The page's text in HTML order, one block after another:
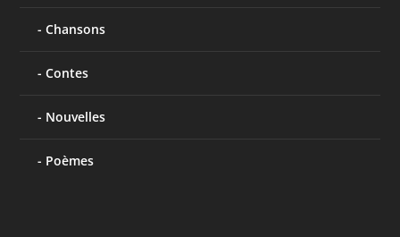
Chansons
Contes
Nouvelles
Poèmes